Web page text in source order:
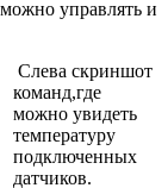
управлять и
Слева скриншот
команд,где
можно увидеть
температуру
подключенных
датчиков.